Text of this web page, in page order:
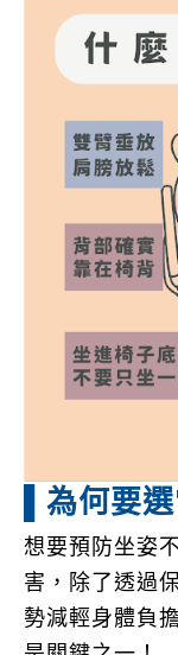
▌為何要
想要預防坐姿
害，除了透過
勢減輕身體負